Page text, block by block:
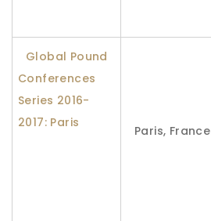
Global Pound
Conferences
Series 2016-
2017: Paris
Paris, France